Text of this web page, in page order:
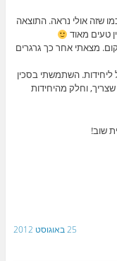
שזה אולי נראה. התוצאה
טעים מאוד
מצאתי אחר כך גרגרים
ליחידות. השתמשתי בסכין
וחלק מהיחידות
שוב!
25 באוגוסט 2012